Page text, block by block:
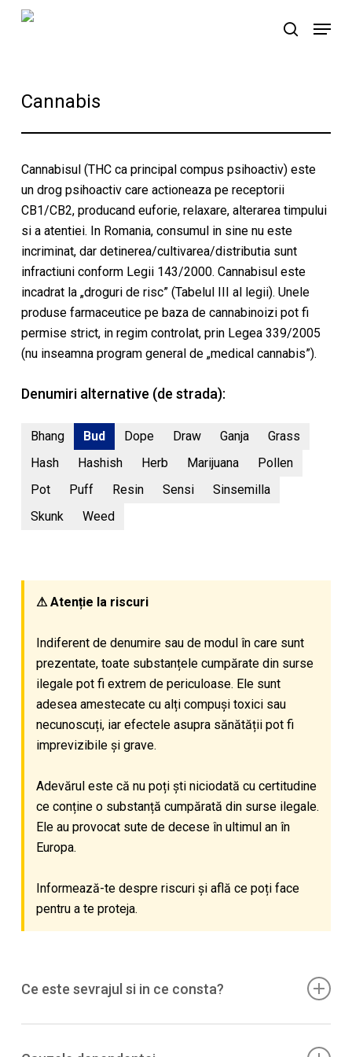
Skip
search
Menu
Cannabis
Cannabisul (THC ca principal compus psihoactiv) este
un drog psihoactiv care actioneaza pe receptorii
CB1/CB2, producand euforie, relaxare, alterarea timpului
si a atentiei. In Romania, consumul in sine nu este
incriminat, dar detinerea/cultivarea/distributia sunt
infractiuni conform Legii 143/2000. Cannabisul este
incadrat la „droguri de risc” (Tabelul III al legii). Unele
produse farmaceutice pe baza de cannabinoizi pot fi
permise strict, in regim controlat, prin Legea 339/2005
(nu inseamna program general de „medical cannabis”).
Denumiri alternative (de strada):
Bhang Bud Dope Draw Ganja
Grass
Hash
Hashish Herb Marijuana
Pollen
Pot
Puff Resin Sensi
Sinsemilla
Skunk
Weed
⚠ Atenție la riscuri
Indiferent de denumire sau de modul în care sunt
prezentate, toate substanțele cumpărate din surse
ilegale pot fi extrem de periculoase. Ele sunt
adesea amestecate cu alți compuși toxici sau
necunoscuți, iar efectele asupra sănătății pot fi
imprevizibile și grave.
Adevărul este că nu poți ști niciodată cu certitudine
ce conține o substanță cumpărată din surse ilegale.
Ele au provocat sute de decese în ultimul an în
Europa.
Informează-te despre riscuri și află ce poți face
pentru a te proteja.
Ce este sevrajul si in ce consta?
mari; include mai ales simptome afective si de somn,